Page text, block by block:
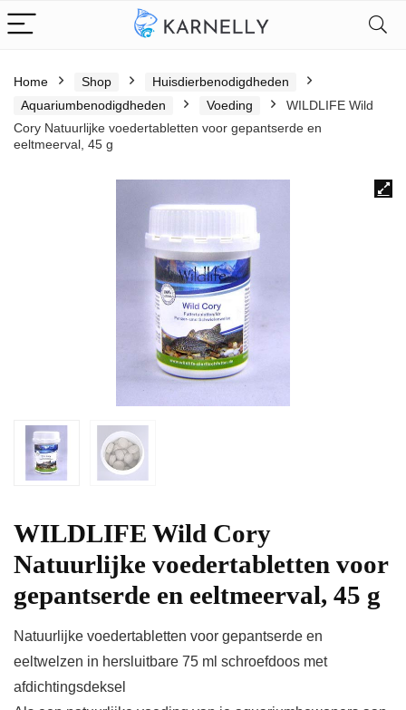
Home Shop
Huisdierbenodigdheden
Aquariumbenodigdheden
Voeding
WILDLIFE Wild
Cory Natuurlijke voedertabletten voor gepantserde en
eeltmeerval, 45 g
WILDLIFE Wild Cory
Natuurlijke voedertabletten voor
gepantserde en eeltmeerval, 45 g
Natuurlijke voedertabletten voor gepantserde en
eeltwelzen in hersluitbare 75 ml schroefdoos met
afdichtingsdeksel